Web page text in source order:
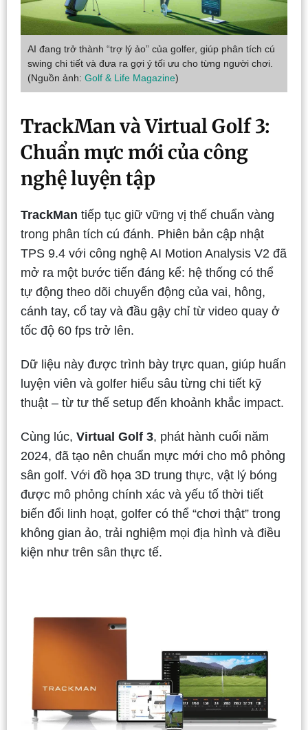
AI đang trở thành “trợ lý ảo” của golfer, giúp phân tích cú
swing chi tiết và đưa ra gợi ý tối ưu cho từng người chơi.
(Nguồn ảnh: Golf & Life Magazine)
TrackMan và Virtual Golf 3:
Chuẩn mực mới của công
nghệ luyện tập
TrackMan tiếp tục giữ vững vị thế chuẩn vàng
trong phân tích cú đánh. Phiên bản cập nhật
TPS 9.4 với công nghệ AI Motion Analysis V2 đã
mở ra một bước tiến đáng kể: hệ thống có thể
tự động theo dõi chuyển động của vai, hông,
cánh tay, cổ tay và đầu gậy chỉ từ video quay ở
tốc độ 60 fps trở lên.
Dữ liệu này được trình bày trực quan, giúp huấn
luyện viên và golfer hiểu sâu từng chi tiết kỹ
thuật – từ tư thế setup đến khoảnh khắc impact.
Cùng lúc, Virtual Golf 3, phát hành cuối năm
2024, đã tạo nên chuẩn mực mới cho mô phỏng
sân golf. Với đồ họa 3D trung thực, vật lý bóng
được mô phỏng chính xác và yếu tố thời tiết
biến đổi linh hoạt, golfer có thể “chơi thật” trong
không gian ảo, trải nghiệm mọi địa hình và điều
kiện như trên sân thực tế.